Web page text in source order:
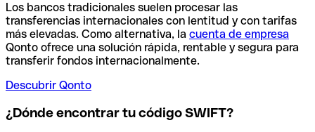
Los bancos tradicionales suelen procesar las
transferencias internacionales con lentitud y con tarifas
más elevadas. Como alternativa, la cuenta de empresa
Qonto ofrece una solución rápida, rentable y segura para
transferir fondos internacionalmente.
Descubrir Qonto
¿Dónde encontrar tu código SWIFT?